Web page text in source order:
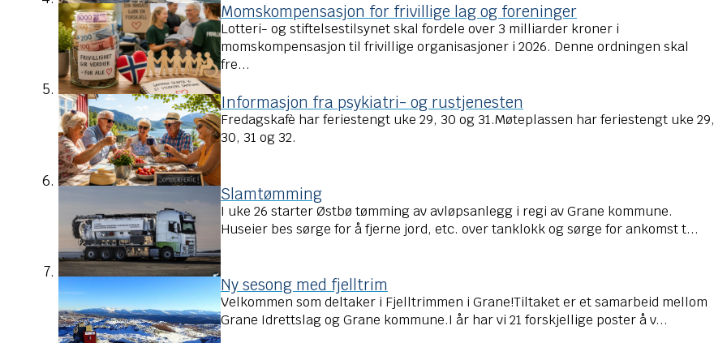
Momskompensasjon for frivillige lag og foreninger
Lotteri- og stiftelsestilsynet skal fordele over 3 milliarder kroner i
momskompensasjon til frivillige organisasjoner i 2026. Denne ordningen skal
fre...
Informasjon fra psykiatri- og rustjenesten
Fredagskafè har feriestengt uke 29, 30 og 31.Møteplassen har feriestengt uke 29,
30, 31 og 32.
Slamtømming
I uke 26 starter Østbø tømming av avløpsanlegg i regi av Grane kommune.
Huseier bes sørge for å fjerne jord, etc. over tanklokk og sørge for ankomst t...
Ny sesong med fjelltrim
Velkommen som deltaker i Fjelltrimmen i Grane!Tiltaket er et samarbeid mellom
Grane Idrettslag og Grane kommune.I år har vi 21 forskjellige poster å v...